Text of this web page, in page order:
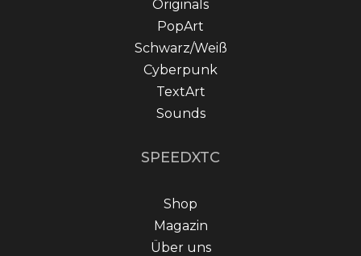
Originals
PopArt
Schwarz/Weiß
Cyberpunk
TextArt
Sounds
SPEEDXTC
Shop
Magazin
Über uns